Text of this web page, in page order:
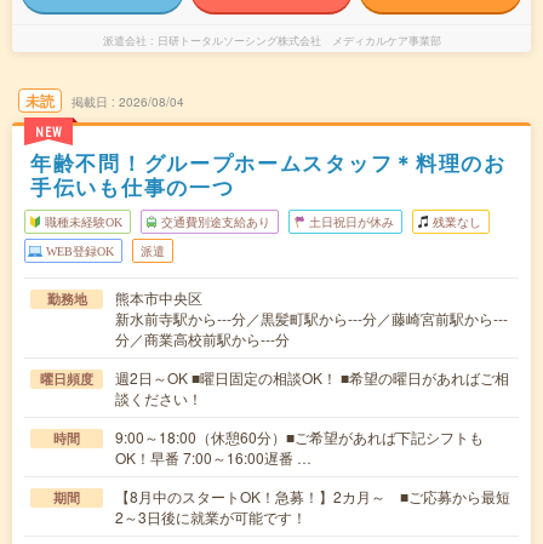
派遣会社 日研トータルソーシング株式会社 メディカルケア事業部
未読
NEW
掲載日 2026/08/04
年齢不問！グループホームスタッフ＊料理のお
手伝いも仕事の一つ
職種未経験OK 交通費別途支給あり 土日祝日が休み 残業なし
WEB登録OK 派遣
勤務地
熊本市中央区
新水前寺駅から---分／黒髪町駅から---分／藤崎宮前駅から---
分／商業高校前駅から---分
曜日頻度
週2日～OK ■曜日固定の相談OK！ ■希望の曜日があればご相
談ください！
時間
9:00～18:00（休憩60分）■ご希望があれば下記シフトも
OK！早番 7:00～16:00遅番 …
期間
【8月中のスタートOK！急募！】2カ月～ ■ご応募から最短
2～3日後に就業が可能です！